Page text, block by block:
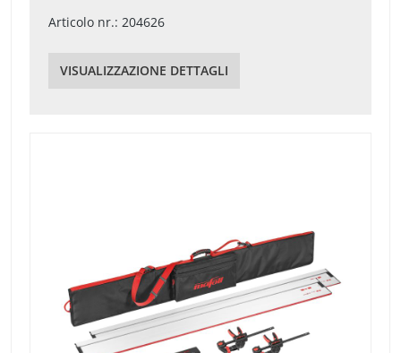
Articolo nr.: 204626
VISUALIZZAZIONE DETTAGLI